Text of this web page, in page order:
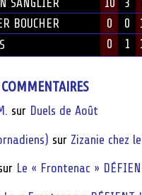
SANGLIER 10 3
BOUCHER 0 0
0 1
sur Duels de Août
sur Zizanie chez
Le « Frontenac »